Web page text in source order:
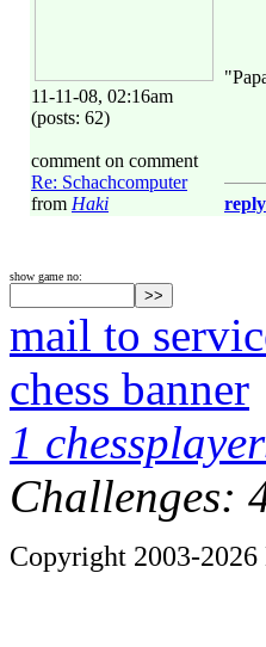
11-11-08, 02:16am
(posts: 62)
comment on comment
Re: Schachcomputer
from Haki reply
show game no:
mail to
chess banner
1
Challenges:
Copyright 2003-